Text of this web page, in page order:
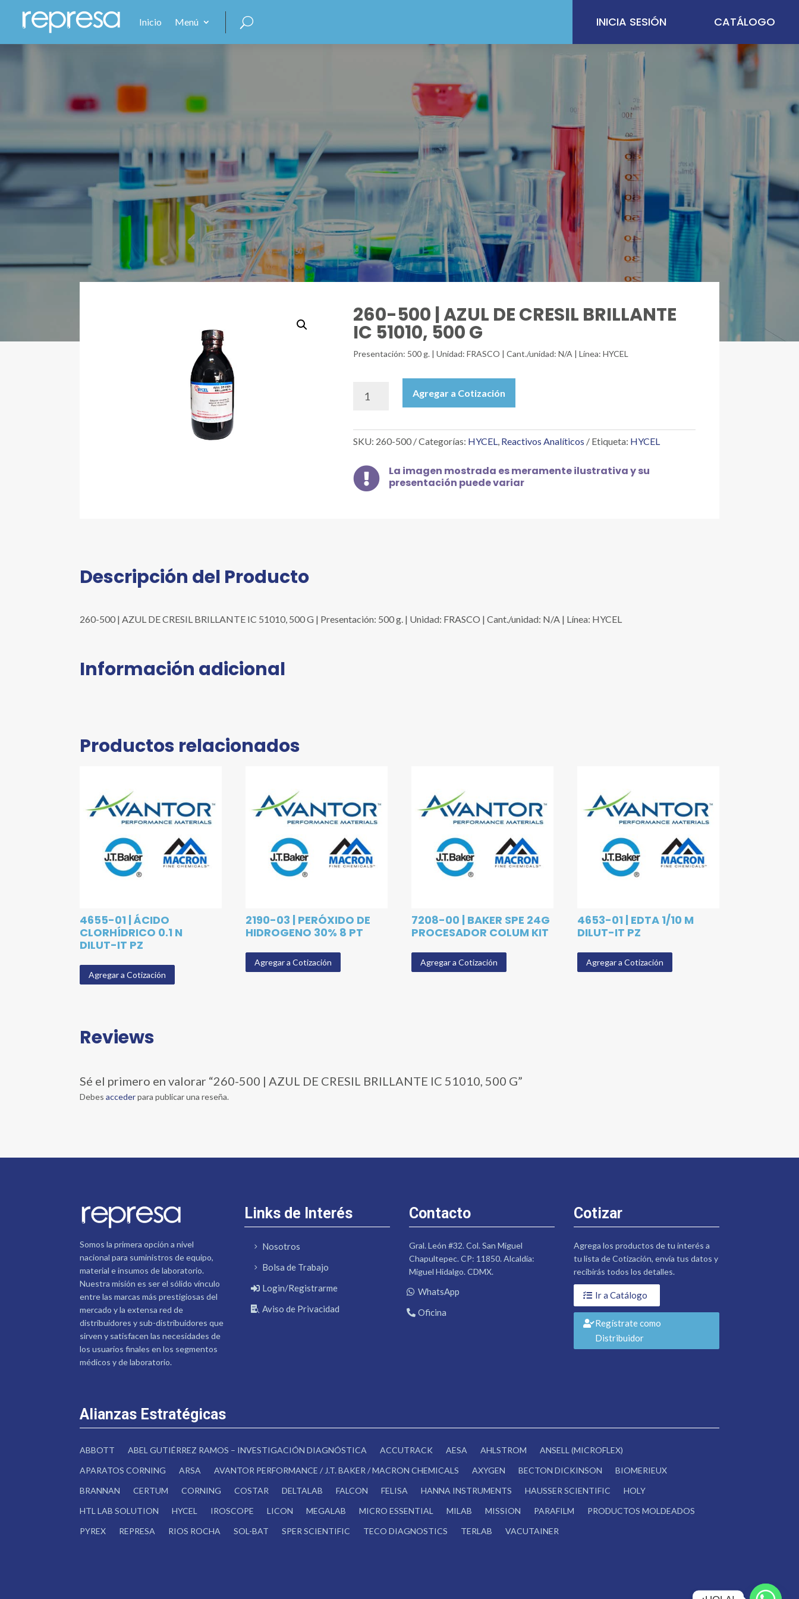
Inicio Menú INICIA SESIÓN CATÁLOGO
260-500 | AZUL DE CRESIL BRILLANTE
IC 51010, 500 G
Presentación: 500 g. | Unidad: FRASCO | Cant./unidad: N/A | Línea: HYCEL
500
AZUL
DE
BRILLANTE
IC
Agregar a Cotización
SKU: 260-500 Categorías: HYCEL, Reactivos Analíticos Etiqueta: HYCEL

La imagen mostrada es meramente ilustrativa y su
presentación puede variar
Descripción del Producto
260-500 | AZUL DE CRESIL BRILLANTE IC 51010, 500 G | Presentación: 500 g. | Unidad: FRASCO | Cant./unidad: N/A | Línea: HYCEL
Información adicional
Productos relacionados
4655-01 | ÁCIDO
CLORHÍDRICO 0.1 N
DILUT-IT PZ
Agregar a Cotización
2190-03 | PERÓXIDO DE
HIDROGENO 30% 8 PT
Agregar a Cotización
7208-00 | BAKER SPE 24G
PROCESADOR COLUM KIT
Agregar a Cotización
4653-01 | EDTA 1/10 M
DILUT-IT PZ
Agregar a Cotización
Reviews
Sé el primero en valorar “260-500 | AZUL DE CRESIL BRILLANTE IC 51010, 500 G”
Debesaccederpara publicar una reseña.
Somos la primera opción a nivel
nacional para suministros de equipo,
material e insumos de laboratorio.
Nuestra misión es ser el sólido vínculo
entre las marcas más prestigiosas del
mercado y la extensa red de
distribuidores y sub-distribuidores que
sirven y satisfacen las necesidades de
los usuarios finales en los segmentos
médicos y de laboratorio.
Links de Interés
Nosotros
Bolsa de Trabajo
Login/Registrarme
Aviso de Privacidad
Contacto
Gral. León #32. Col. San Miguel
Chapultepec. CP: 11850. Alcaldía:
Miguel Hidalgo. CDMX.
WhatsApp
Oficina
Cotizar
Agrega los productos de tu interés a
tu lista de Cotización, envía tus datos y
recibirás todos los detalles.
Ir a Catálogo
Regístrate como
Distribuidor
Alianzas Estratégicas
ABBOTT ABEL GUTIÉRREZ RAMOS – INVESTIGACIÓN DIAGNÓSTICA ACCUTRACK AESA AHLSTROM
ANSELL (MICROFLEX)
APARATOS CORNING
ARSA AVANTOR PERFORMANCE / J.T. BAKER / MACRON CHEMICALS AXYGEN BECTON DICKINSON
BIOMERIEUX
BRANNAN
CERTUM CORNING COSTAR DELTALAB FALCON FELISA HANNA INSTRUMENTS HAUSSER SCIENTIFIC
HOLY
HTL LAB SOLUTION
HYCEL IROSCOPE LICON MEGALAB MICRO ESSENTIAL MILAB MISSION PARAFILM
PRODUCTOS MOLDEADOS
PYREX
REPRESA RIOS ROCHA SOL-BAT SPER SCIENTIFIC TECO DIAGNOSTICS TERLAB VACUTAINER